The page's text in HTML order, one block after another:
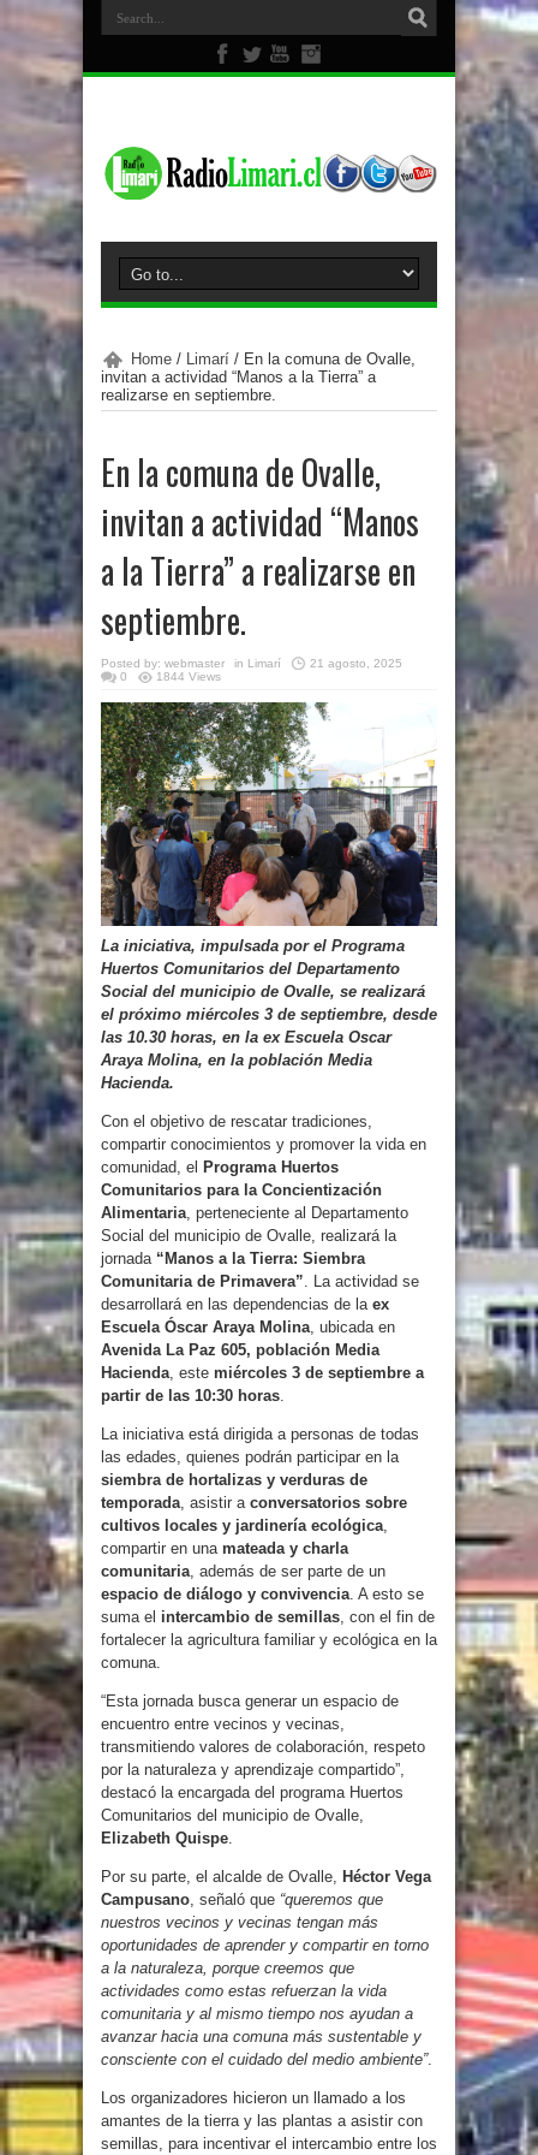
Home / Limarí / En la comuna de Ovalle,
invitan a actividad “Manos a la Tierra” a
realizarse en septiembre.
En la comuna de Ovalle,
invitan a actividad “Manos
a la Tierra” a realizarse en
septiembre.
Posted by: webmaster in Limarí
21 agosto, 2025
0
1844 Views
La iniciativa, impulsada por el Programa
Huertos Comunitarios del Departamento
Social del municipio de Ovalle, se realizará
el próximo miércoles 3 de septiembre, desde
las 10.30 horas, en la ex Escuela Oscar
Araya Molina, en la población Media
Hacienda.
Con el objetivo de rescatar tradiciones,
compartir conocimientos y promover la vida en
comunidad, el Programa Huertos
Comunitarios para la Concientización
Alimentaria , perteneciente al Departamento
Social del municipio de Ovalle, realizará la
jornada “Manos a la Tierra: Siembra
Comunitaria de Primavera” . La actividad se
desarrollará en las dependencias de la ex
Escuela Óscar Araya Molina , ubicada en
Avenida La Paz 605, población Media
Hacienda , este miércoles 3 de septiembre a
partir de las 10:30 horas
La iniciativa está dirigida a personas de todas
las edades, quienes podrán participar en la
siembra de hortalizas y verduras de
temporada , asistir a conversatorios sobre
cultivos locales y jardinería ecológica
compartir en una mateada y charla
comunitaria , además de ser parte de un
espacio de diálogo y convivencia . A esto se
suma el intercambio de semillas , con el fin de
fortalecer la agricultura familiar y ecológica en la
comuna.
“Esta jornada busca generar un espacio de
encuentro entre vecinos y vecinas,
transmitiendo valores de colaboración, respeto
por la naturaleza y aprendizaje compartido”,
destacó la encargada del programa Huertos
Comunitarios del municipio de Ovalle,
Elizabeth Quispe
Por su parte, el alcalde de Ovalle,
Héctor Vega
Campusano , señaló que “queremos que
nuestros vecinos y vecinas tengan más
oportunidades de aprender y compartir en torno
a la naturaleza, porque creemos que
actividades como estas refuerzan la vida
comunitaria y al mismo tiempo nos ayudan a
avanzar hacia una comuna más sustentable y
consciente con el cuidado del medio ambiente”.
Los organizadores hicieron un llamado a los
amantes de la tierra y las plantas a asistir con
semillas, para incentivar el intercambio entre los